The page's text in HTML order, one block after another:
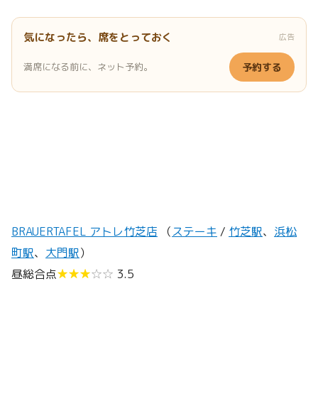
気になったら、席をとっておく 広告
満席になる前に、ネット予約。 予約する
BRAUERTAFEL アトレ竹芝店 （ステーキ / 竹芝駅、 浜松
町駅、 大門駅）
昼総合点★★★☆☆ 3.5